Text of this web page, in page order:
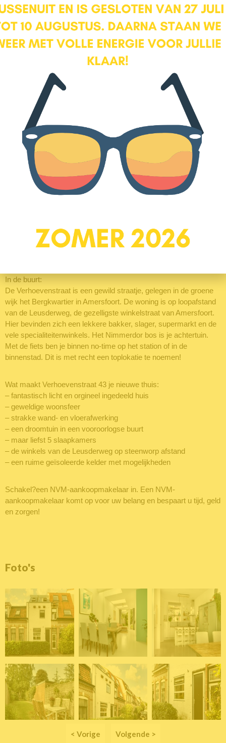
Buiten:
De tuinen op de Verhoevenstraat staan bekend om hun vrije
ligging en diepte. De tuin van nummer 43 is perfect gelegen op het
zuiden en de achterom ligt ver achter op het perceel. Hierdoor
oude walnoten boom; de grote favoriet van de kinderen om in te
klimmen. De tuin is zo diep (37 m) dat je er verschillende
invullingen aan kunt geven zoals vijvers, verschillende terrassen,
tot speeltoestellen of hockeyveldje. Achterin de tuin staat een
groot tuinhuis voorzien van elektra
Verduurzaming:
Door het gebruik van materialen bij de herbouw van de woning, is
het verduurzamen een kleine ingreep. De woning is reeds
voorzien van isolatieglas en muren zijn uitgevoerd in spouw. Met
het sedum dak en de zonnepanelen ben je al een heel eind op
De bewoners van dit huis kunnen elk jaar weer genieten van de
zeldzame gierzwaluwen, die jaarlijks terugkeren naar hun zelfde
In de buurt:
De Verhoevenstraat is een gewild straatje, gelegen in de groene
wijk het Bergkwartier in Amersfoort. De woning is op loopafstand
van de Leusderweg, de gezelligste winkelstraat van Amersfoort.
Hier bevinden zich een lekkere bakker, slager, supermarkt en de
vele specialiteitenwinkels. Het Nimmerdor bos is je achtertuin.
Met de fiets ben je binnen no-time op het station of in de
binnenstad. Dit is met recht een toplokatie te noemen!
Wat maakt Verhoevenstraat 43 je nieuwe thuis:
– fantastisch licht en orgineel ingedeeld huis
– geweldige woonsfeer
– strakke wand- en vloerafwerking
– een droomtuin in een vooroorlogse buurt
– maar liefst 5 slaapkamers
– de winkels van de Leusderweg op steenworp afstand
– een ruime geïsoleerde kelder met mogelijkheden
Schakel?een NVM-aankoopmakelaar in. Een NVM-
aankoopmakelaar komt op voor uw belang en bespaart u tijd, geld
en zorgen!
Foto's
< Vorige Volgende >